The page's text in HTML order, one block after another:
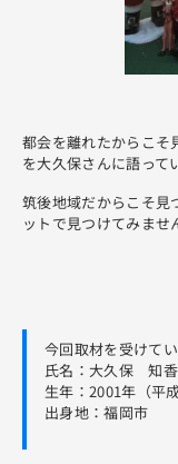
都会を離れたからこそ
を大久保さんに語って
筑後地域だからこそ見
ットで見つけてみませ
今回取材を受けて
氏名：大久保 知香
生年：2001年（平成
出身地：福岡市